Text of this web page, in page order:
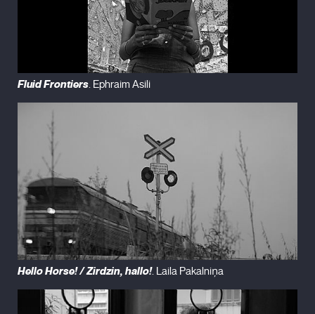
Fluid Frontiers. Ephraim Asili
Hello Horse! / Zirdzin, hallo!. Laila Pakalniņa